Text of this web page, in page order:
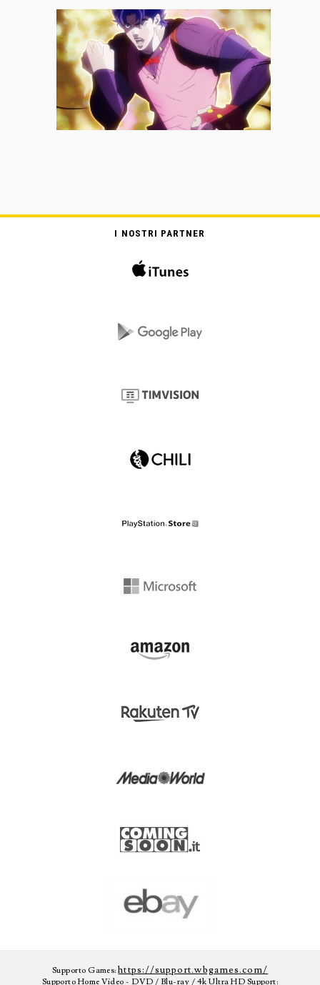
I NOSTRI PARTNER
Supporto Games:https://support.wbgames.com/
Supporto Home Video - DVD / Blu-ray / 4k Ultra HD Support: